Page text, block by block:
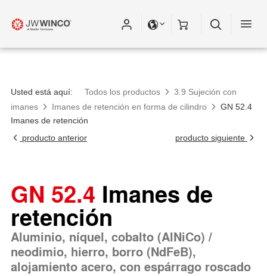
Usted está aquí: Todos los productos
3.9 Sujeción con
imanes
Imanes de retención en forma de cilindro
GN 52.4
Imanes de retención
producto anterior
producto siguiente
GN 52.4 Imanes de
retención
Aluminio, níquel, cobalto (AlNiCo) /
neodimio, hierro, borro (NdFeB),
alojamiento acero, con espárrago roscado